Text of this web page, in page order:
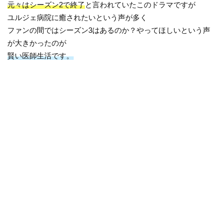
元々はシーズン2で終了と言われていたこのドラマですが
ユルジェ病院に癒されたいという声が多く
ファンの間ではシーズン3はあるのか？やってほしいという声
が大きかったのが
賢い医師生活です。